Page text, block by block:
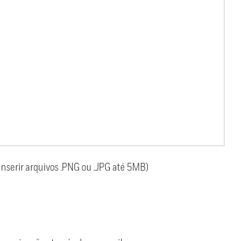
arquivos .PNG ou .JPG até 5MB)